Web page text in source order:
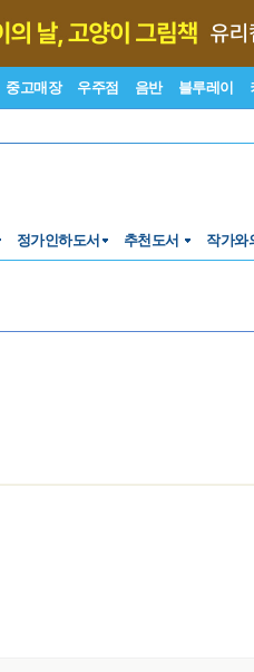
중고매장 우주점 음반 블루레이
정가인하도서 추천도서 작가와